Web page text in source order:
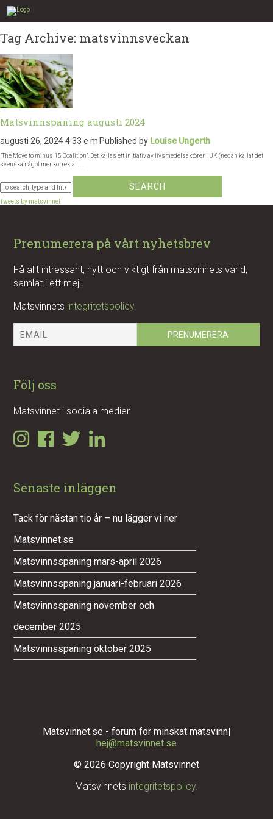
Tag Archive: matsvinnsveckan
Matsvinnspaning augusti 2024
augusti 26, 2024 4:33 e m Published by Louise Ungerth
”The Move to minus 15 Coalition”. Det kallas ett initiativ av livsmedelsaktörer i UK (nedan kallat det
svenska något mer korrekta...
SEARCH
Tweets by matsvinnet
Prenumerera på vårt nyhetsbrev
Få allt intressant, nytt och viktigt från matsvinnets värld,
samlat i ett mejl!
Matsvinnets integritetspolicy.
Följ oss
Matsvinnet i sociala medier
Senaste inläggen
Tack för nästan tio år – nu lägger vi ner
Matsvinnet.se
Matsvinnsspaning mars-april 2026
Matsvinnsspaning januari-februari 2026
Matsvinnsspaning november och
december 2025
Matsvinnsspaning oktober 2025
Matsvinnet.se - forum för minskat matsvinn|
hej@matsvinnet.se
© 2026 Copyright Matsvinnet
Matsvinnets integritetspolicy.